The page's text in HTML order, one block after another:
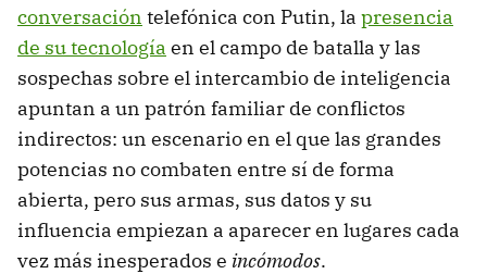
conversación telefónica con Putin, la presencia
de su tecnología en el campo de batalla y las
sospechas sobre el intercambio de inteligencia
apuntan a un patrón familiar de conflictos
indirectos: un escenario en el que las grandes
potencias no combaten entre sí de forma
abierta, pero sus armas, sus datos y su
influencia empiezan a aparecer en lugares cada
vez más inesperados e incómodos.